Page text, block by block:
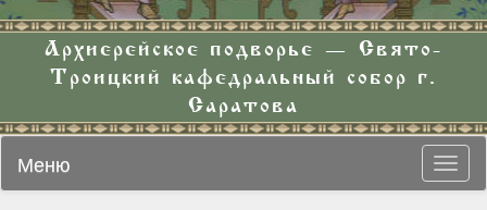
Архиерейское подворье — Свято-
Троицкий кафедральный собор г.
Саратова
Меню